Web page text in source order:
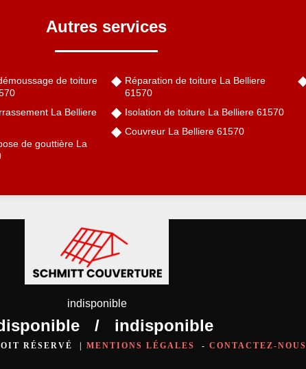
Autres services
de toiture
La Belliere
de gouttière La
Réparation de toiture La Belliere
61570
Isolation de toiture La Belliere 61570
Couvreur La Belliere 61570
indisponible
/ indisponible
RÉSERVÉ | MENTIONS LÉGALES - CONTACTEZ-NOUS